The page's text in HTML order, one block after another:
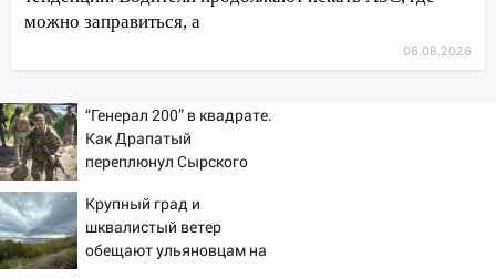
12:00
Где есть бензин в Ульяновске 7
случайно задушил его: суд вынес
приговор
11:38
полностью уничтожил дачный дом и
сарай
11:38
можно заправиться, а
06.08.2026
“Генерал 200” в квадрате.
Как Драпатый
переплюнул Сырского
Крупный град и
шквалистый ветер
обещают ульяновцам на